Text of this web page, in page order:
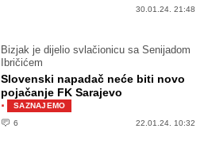
30.01.24. 21:48
Bizjak je dijelio svlačionicu sa Senijadom
Ibričićem
Slovenski napadač neće biti novo
pojačanje FK Sarajevo
·
SAZNAJEMO
6
22.01.24. 10:32